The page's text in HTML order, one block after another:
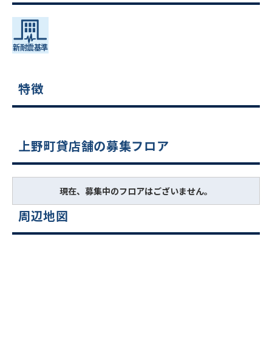
特徴
上野町貸店舗の募集フロア
現在、募集中のフロアはございません。
周辺地図